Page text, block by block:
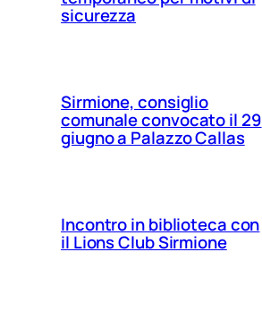
sicurezza
Sirmione, consiglio
comunale convocato il 29
giugno a Palazzo Callas
Incontro in biblioteca con
il Lions Club Sirmione